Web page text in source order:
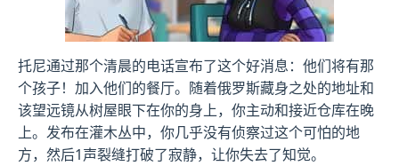
托尼通过那个清晨的电话宣布了这个好消息：他们将有那
个孩子！加入他们的餐厅。随着俄罗斯藏身之处的地址和
该望远镜从树屋眼下在你的身上，你主动和接近仓库在晚
上。发布在灌木丛中，你几乎没有侦察过这个可怕的地
方，然后1声裂缝打破了寂静，让你失去了知觉。